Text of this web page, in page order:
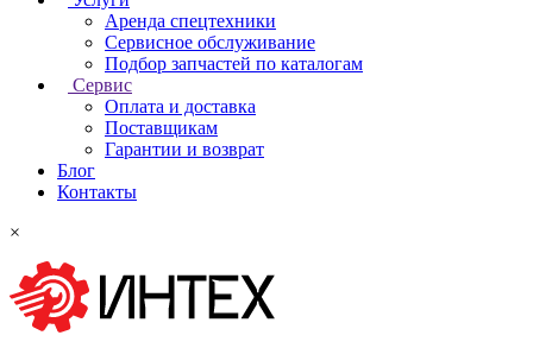
Аренда спецтехники
Сервисное обслуживание
Подбор запчастей по каталогам
Сервис
Оплата и доставка
Поставщикам
Гарантии и возврат
Блог
Контакты
×